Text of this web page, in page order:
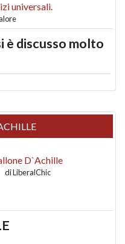
universali.
è discusso molto
D`Achille
diLiberalChic